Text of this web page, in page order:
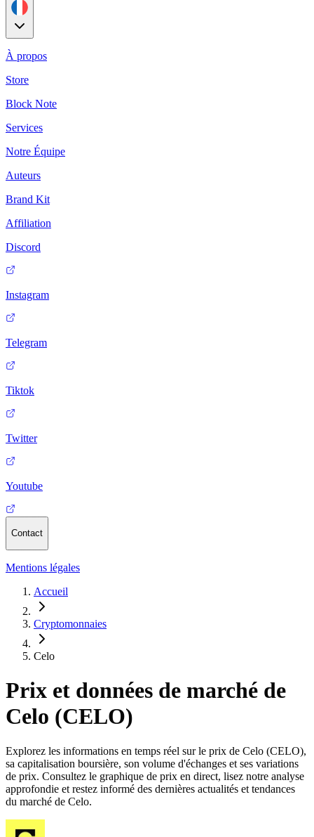
À propos
Store
Block Note
Services
Notre Équipe
Auteurs
Brand Kit
Affiliation
Discord
Instagram
Telegram
Tiktok
Twitter
Youtube
Contact
Mentions légales
Accueil
Cryptomonnaies
Celo
Prix et données de marché de
Celo (CELO)
Explorez les informations en temps réel sur le prix de Celo (CELO),
sa capitalisation boursière, son volume d'échanges et ses variations
de prix. Consultez le graphique de prix en direct, lisez notre analyse
approfondie et restez informé des dernières actualités et tendances
du marché de Celo.